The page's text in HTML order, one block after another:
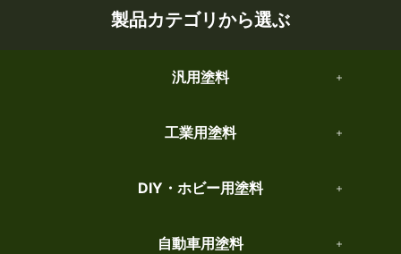
製品カテゴリから選ぶ
汎用塗料
工業用塗料
DIY・ホビー用塗料
自動車用塗料